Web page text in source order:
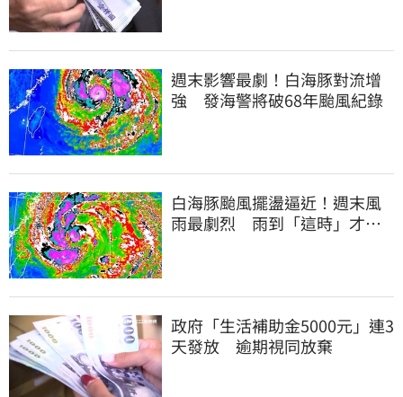
週末影響最劇！白海豚對流增
強 發海警將破68年颱風紀錄
白海豚颱風擺盪逼近！週末風
雨最劇烈 雨到「這時」才趨
政府「生活補助金5000元」連3
天發放 逾期視同放棄